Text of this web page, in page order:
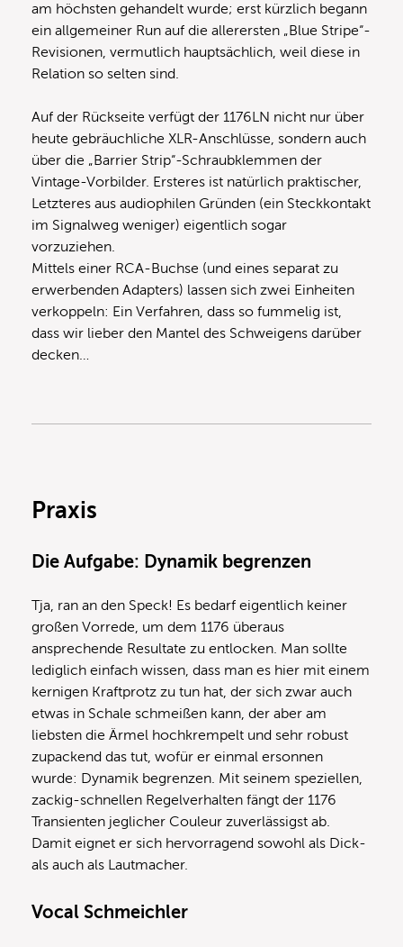
am höchsten gehandelt wurde; erst kürzlich begann
ein allgemeiner Run auf die allerersten „Blue Stripe“-
Revisionen, vermutlich hauptsächlich, weil diese in
Relation so selten sind.
Auf der Rückseite verfügt der 1176LN nicht nur über
heute gebräuchliche XLR-Anschlüsse, sondern auch
über die „Barrier Strip“-Schraubklemmen der
Vintage-Vorbilder. Ersteres ist natürlich praktischer,
Letzteres aus audiophilen Gründen (ein Steckkontakt
im Signalweg weniger) eigentlich sogar
vorzuziehen.
Mittels einer RCA-Buchse (und eines separat zu
erwerbenden Adapters) lassen sich zwei Einheiten
verkoppeln: Ein Verfahren, dass so fummelig ist,
dass wir lieber den Mantel des Schweigens darüber
decken…
Praxis
Die Aufgabe: Dynamik begrenzen
Tja, ran an den Speck! Es bedarf eigentlich keiner
großen Vorrede, um dem 1176 überaus
ansprechende Resultate zu entlocken. Man sollte
lediglich einfach wissen, dass man es hier mit einem
kernigen Kraftprotz zu tun hat, der sich zwar auch
etwas in Schale schmeißen kann, der aber am
liebsten die Ärmel hochkrempelt und sehr robust
zupackend das tut, wofür er einmal ersonnen
wurde: Dynamik begrenzen. Mit seinem speziellen,
zackig-schnellen Regelverhalten fängt der 1176
Transienten jeglicher Couleur zuverlässigst ab.
Damit eignet er sich hervorragend sowohl als Dick-
als auch als Lautmacher.
Vocal Schmeichler